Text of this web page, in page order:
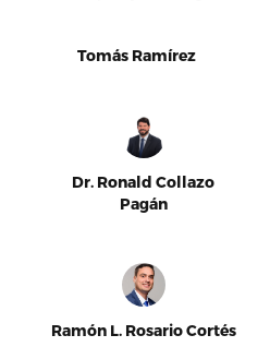
Tomás Ramírez
Dr. Ronald Collazo
Pagán
Ramón L. Rosario Cortés